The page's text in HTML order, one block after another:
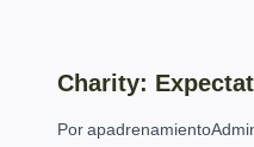
Charity:
Por